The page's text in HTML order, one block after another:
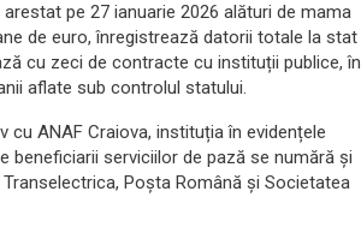
pe 27 ianuarie 2026 alături de mama
de euro, înregistrează datorii totale la stat
cu zeci de contracte cu instituții publice, în
aflate sub controlul statului.
ANAF Craiova, instituția în evidențele
beneficiarii serviciilor de pază se numără și
Poșta Română și Societatea